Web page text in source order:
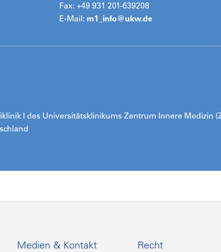
Fax: +49 931 201-639208
E-Mail: m1_info@ukw.de
I des Universitätsklinikums Zentrum Innere Medizin
Medien & Kontakt Recht